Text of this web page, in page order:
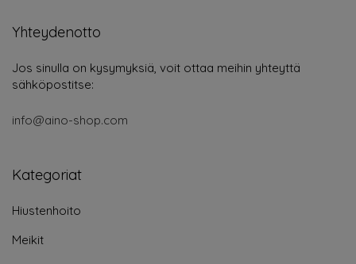
Yhteydenotto
Jos sinulla on kysymyksiä, voit ottaa meihin yhteyttä
sähköpostitse:
info@aino-shop.com
Kategoriat
Hiustenhoito
Meikit